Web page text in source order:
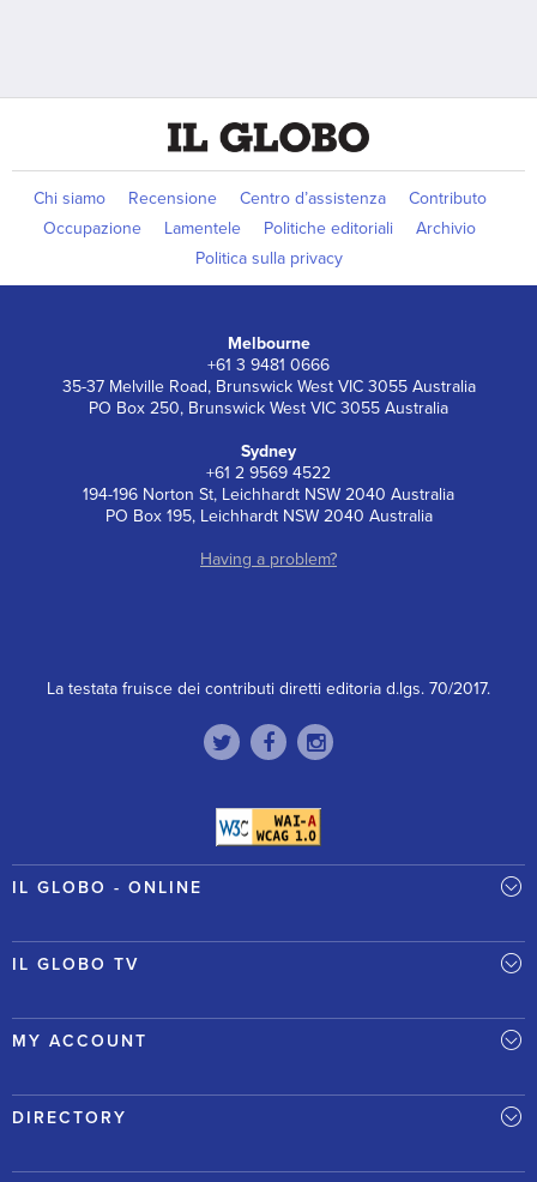
Chi siamo Recensione Centro d’assistenza
Contributo
Occupazione
Lamentele Politiche editoriali
Archivio
Politica sulla privacy
Melbourne
+61 3 9481 0666
35-37 Melville Road, Brunswick West VIC 3055 Australia
PO Box 250, Brunswick West VIC 3055 Australia
Sydney
+61 2 9569 4522
194-196 Norton St, Leichhardt NSW 2040 Australia
PO Box 195, Leichhardt NSW 2040 Australia
Having a problem?
La testata fruisce dei contributi diretti editoria d.lgs. 70/2017.
IL GLOBO - ONLINE
IL GLOBO TV
MY ACCOUNT
DIRECTORY